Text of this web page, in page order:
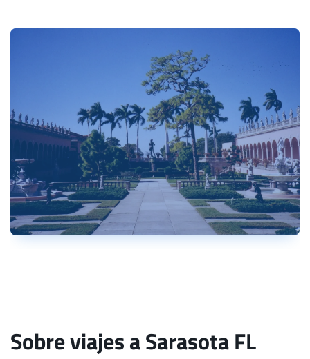
Sobre viajes a Sarasota FL